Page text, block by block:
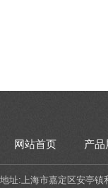
网站首页 产品
地址:上海市嘉定区安亭镇